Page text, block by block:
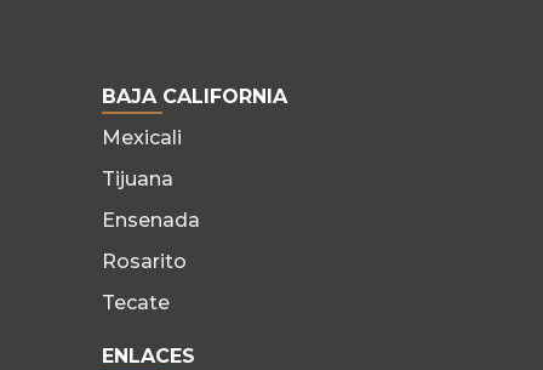
BAJA CALIFORNIA
Mexicali
Tijuana
Ensenada
Rosarito
Tecate
ENLACES